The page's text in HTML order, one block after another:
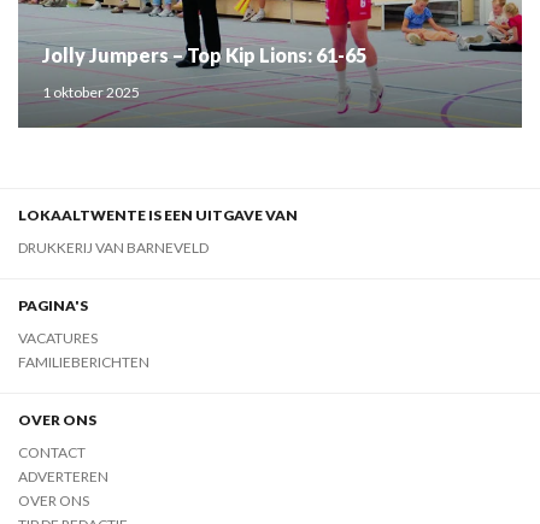
Jolly Jumpers – Top Kip Lions: 61-65
1 oktober 2025
LOKAALTWENTE IS EEN UITGAVE VAN
DRUKKERIJ VAN BARNEVELD
PAGINA'S
VACATURES
FAMILIEBERICHTEN
OVER ONS
CONTACT
ADVERTEREN
OVER ONS